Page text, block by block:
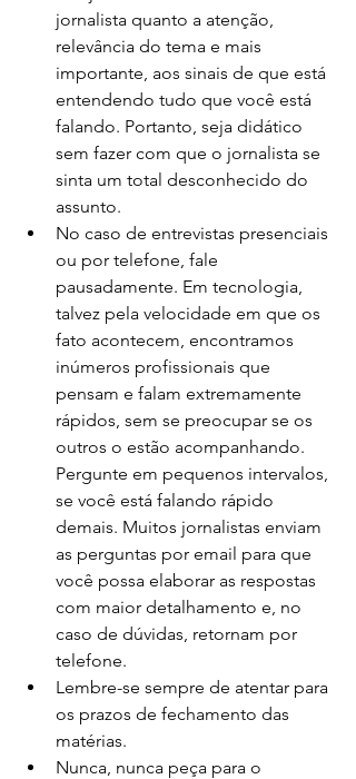
jornalista quanto a atenção,
relevância do tema e mais
importante, aos sinais de que está
entendendo tudo que você está
falando. Portanto, seja didático
sem fazer com que o jornalista se
sinta um total desconhecido do
assunto.
No caso de entrevistas presenciais
ou por telefone, fale
pausadamente. Em tecnologia,
talvez pela velocidade em que os
fato acontecem, encontramos
inúmeros profissionais que
pensam e falam extremamente
rápidos, sem se preocupar se os
outros o estão acompanhando.
Pergunte em pequenos intervalos,
se você está falando rápido
demais. Muitos jornalistas enviam
as perguntas por email para que
você possa elaborar as respostas
com maior detalhamento e, no
caso de dúvidas, retornam por
telefone.
Lembre-se sempre de atentar para
os prazos de fechamento das
matérias.
Nunca, nunca peça para o